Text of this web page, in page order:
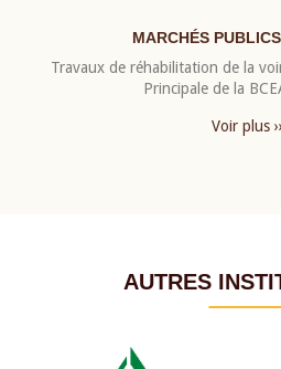
MARCHÉS
Travaux de réhabilitation de la
Principale de la
Voir plus ››
AUTRES